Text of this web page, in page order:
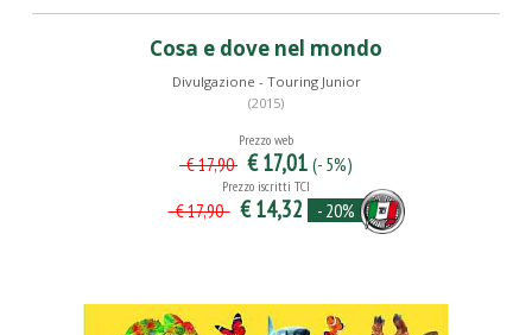
Cosa e dove nel mondo
Divulgazione - Touring Junior
(2015)
Prezzo web
€ 17,90 € 17,01 (- 5%)
Prezzo iscritti TCI
€ 17,90 € 14,32 - 20%